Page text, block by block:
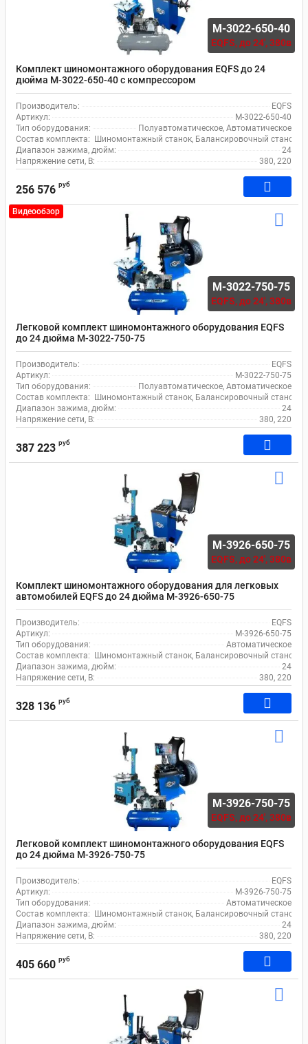
M-3022-650-40
EQFS,до 24', 380в
Комплект шиномонтажного оборудования EQFS до 24
дюйма M-3022-650-40 с компрессором
Производитель:
EQFS
Артикул:
M-3022-650-40
Тип оборудования:
Полуавтоматическое, Автоматическое
Состав комплекта:
Шиномонтажный станок, Балансировочный станок,
Диапазон зажима, дюйм:
24
Напряжение сети, В:
380, 220
256 576 руб
Видеообзор
M-3022-750-75
EQFS,до 24', 380в
Легковой комплект шиномонтажного оборудования EQFS
до 24 дюйма M-3022-750-75
Производитель:
EQFS
Артикул:
M-3022-750-75
Тип оборудования:
Полуавтоматическое, Автоматическое
Состав комплекта:
Шиномонтажный станок, Балансировочный станок,
Диапазон зажима, дюйм:
24
Напряжение сети, В:
380, 220
387 223 руб
M-3926-650-75
EQFS,до 24', 380в
Комплект шиномонтажного оборудования для легковых
автомобилей EQFS до 24 дюйма M-3926-650-75
Производитель:
EQFS
Артикул:
M-3926-650-75
Тип оборудования:
Автоматическое
Состав комплекта:
Шиномонтажный станок, Балансировочный станок,
Диапазон зажима, дюйм:
24
Напряжение сети, В:
380, 220
328 136 руб
M-3926-750-75
EQFS,до 24', 380в
Легковой комплект шиномонтажного оборудования EQFS
до 24 дюйма M-3926-750-75
Производитель:
EQFS
Артикул:
M-3926-750-75
Тип оборудования:
Автоматическое
Состав комплекта:
Шиномонтажный станок, Балансировочный станок,
Диапазон зажима, дюйм:
24
Напряжение сети, В:
380, 220
405 660 руб